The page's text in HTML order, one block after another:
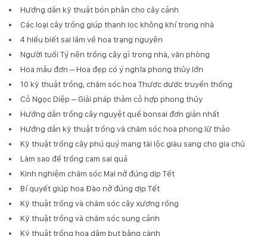
Hướng dẫn kỹ thuật bón phân cho cây cảnh
Các loại cây trồng giúp thanh lọc không khí trong nhà
4 hiểu biết sai lầm về hoa trạng nguyên
Người tuổi Tý nên trồng cây gì trong nhà, văn phòng
Hoa mẫu đơn – Hoa đẹp có ý nghĩa phong thủy lớn
10 kỹ thuật trồng, chăm sóc hoa Thược dược truyền thống
Cỏ Ngọc Diệp – Giải pháp thảm cỏ hợp phong thủy
Hướng dẫn trồng cây nguyệt quế bonsai đơn giản nhất
Hướng dẫn kỹ thuật trồng và chăm sóc hoa phong lữ thảo
Kỹ thuật trồng cây phú quý mang tài lộc giàu sang cho gia chủ
Làm sao để trồng cam sai quả
Kinh nghiệm chăm sóc Mai nở đúng dịp Tết
Bí quyết giúp hoa Đào nở đúng dịp Tết
Kỹ thuật trồng và chăm sóc cây xương rồng
Kỹ thuật trồng và chăm sóc sung cảnh
Kỹ thuật trồng hoa dâm bụt bằng cành